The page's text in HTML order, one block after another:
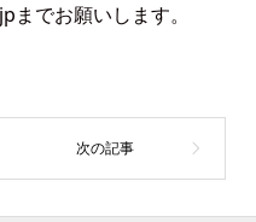
でお願いします。